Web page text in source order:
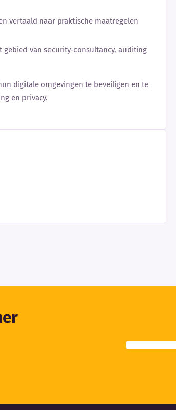
vertaald naar praktische maatregelen
van security‑consultancy, auditing
digitale omgevingen te beveiligen en te
en privacy.